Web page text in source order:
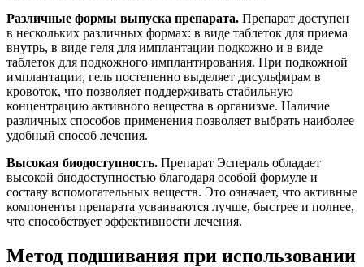
Различные формы выпуска препарата. Препарат доступен
в нескольких различных формах: в виде таблеток для приема
внутрь, в виде геля для имплантации подкожно и в виде
таблеток для подкожного имплантирования. При подкожной
имплантации, гель постепенно выделяет дисульфирам в
кровоток, что позволяет поддерживать стабильную
концентрацию активного вещества в организме. Наличие
различных способов применения позволяет выбрать наиболее
удобный способ лечения.
Высокая биодоступность. Препарат Эспераль обладает
высокой биодоступностью благодаря особой формуле и
составу вспомогательных веществ. Это означает, что активные
компоненты препарата усваиваются лучше, быстрее и полнее,
что способствует эффективности лечения.
Метод подшивания при использовании